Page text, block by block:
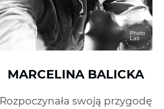
MARCELINA BALICKA
Rozpoczynała swoją przygodę